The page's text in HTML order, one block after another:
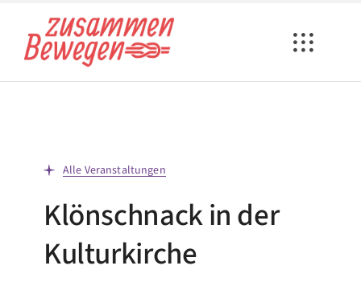
Inhalt
springen
Alle Veranstaltungen
Klönschnack in der
Kulturkirche